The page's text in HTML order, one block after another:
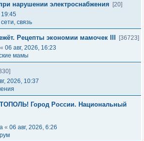
нарушении электроснабжения
[20]
19:45
связь
Рецепты экономии мамочек III
[36723]
« 06 авг, 2026, 16:23
мамы
2026, 10:37
Город России. Национальный
« 06 авг, 2026, 6:26